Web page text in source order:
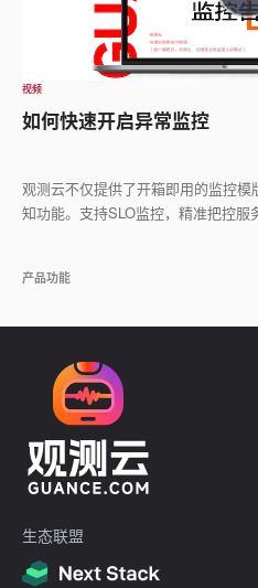
视频
如何快速开启异常监控
观测云不仅提供了开箱即用的监控
知功能。支持SLO监控，精准把控服
产品功能
生态联盟